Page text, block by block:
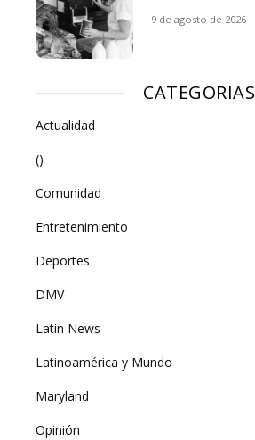
9 de agosto de 2026
CATEGORIAS
Actualidad
()
Comunidad
Entretenimiento
Deportes
DMV
Latin News
Latinoamérica y Mundo
Maryland
Opinión